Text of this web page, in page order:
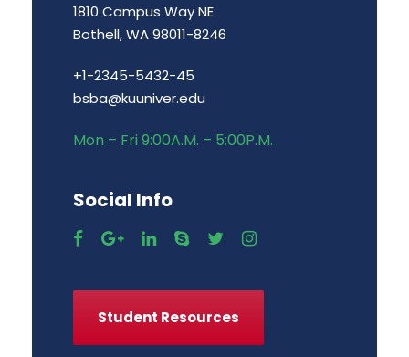
1810 Campus Way NE
Bothell, WA 98011-8246
+1-2345-5432-45
bsba@kuuniver.edu
Mon – Fri 9:00A.M. – 5:00P.M.
Social Info
Student Resources